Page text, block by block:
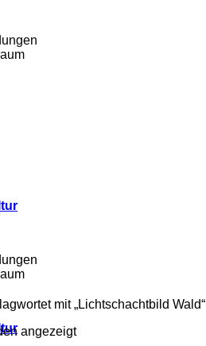
mit „Lichtschachtbild Wald“
angezeigt